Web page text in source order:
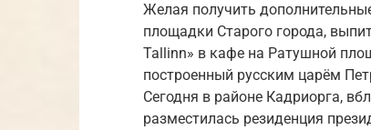
Желая получить
площадки Старого города,
Tallinn» в кафе на Ратушной
построенный русским царём
Сегодня в районе Кадриорга,
разместилась резиденция